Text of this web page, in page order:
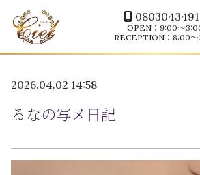
OPEN：9:00～
RECEPTION：8:00
2026.04.02 14:58
るなの写メ日記